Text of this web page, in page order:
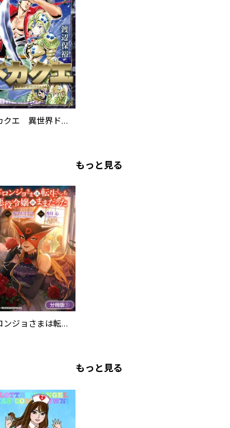
ドカクエ 異世界ドカコッククエスト
もっと見る
ドロンジョさまは転生しても悪役令嬢のままだった【分冊版】
もっと見る